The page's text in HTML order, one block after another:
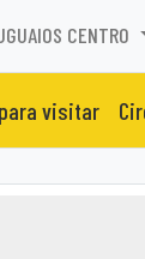
CENTRO
visitar